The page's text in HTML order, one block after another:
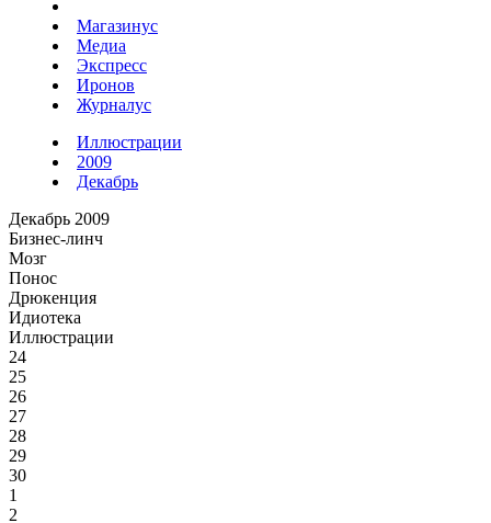
Магазинус
Медиа
Экспресс
Иронов
Журналус
Иллюстрации
2009
Декабрь
Декабрь 2009
Бизнес-линч
Мозг
Понос
Дрюкенция
Идиотека
Иллюстрации
24
25
26
27
28
29
30
1
2